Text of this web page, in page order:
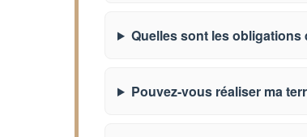
Quelles sont les obligations
Pouvez-vous réaliser ma